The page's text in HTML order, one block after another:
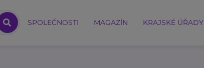
SPOLEČNOSTI MAGAZÍN KRAJSKÉ ÚŘADY